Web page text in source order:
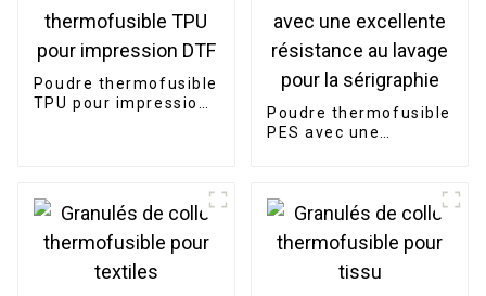
Poudre thermofusible
TPU pour impression
Poudre thermofusible
PES avec une